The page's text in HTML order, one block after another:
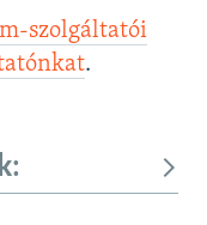
szolgáltatói
.